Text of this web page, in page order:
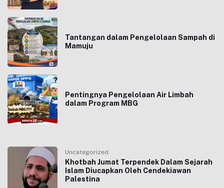
Tantangan dalam Pengelolaan Sampah di
Mamuju
Pentingnya Pengelolaan Air Limbah
dalam Program MBG
Uncategorized
Khotbah Jumat Terpendek Dalam Sejarah
Islam Diucapkan Oleh Cendekiawan
Palestina